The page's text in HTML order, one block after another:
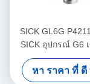
SICK GL6G
SICK อุปกรณ์ G6 เ
ไฟฟ้าฉายภาพขนาด
แดงที่เห็นไ
หา ราคา ที่ ดี